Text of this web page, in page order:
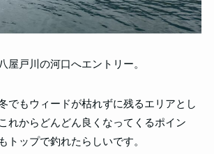
屋戸川の河口へエントリー。
でもウィードが枯れずに残るエリアとし
れからどんどん良くなってくるポイン
トップで釣れたらしいです。